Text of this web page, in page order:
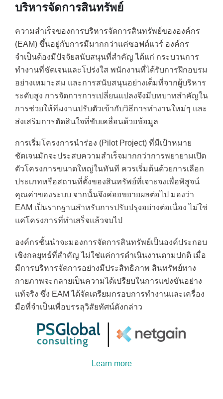
บริหารจัดการสินทรัพย์
ความสำเร็จของการบริหารจัดการสินทรัพย์ขององค์กร
(EAM) ขึ้นอยู่กับการมีมากกว่าแค่ซอฟต์แวร์ องค์กร
จำเป็นต้องมีปัจจัยสนับสนุนที่สำคัญ ได้แก่ กระบวนการ
ทำงานที่ชัดเจนและโปร่งใส พนักงานที่ได้รับการฝึกอบรม
อย่างเหมาะสม และการสนับสนุนอย่างเต็มที่จากผู้บริหาร
ระดับสูง การจัดการการเปลี่ยนแปลงจึงมีบทบาทสำคัญใน
การช่วยให้ทีมงานปรับตัวเข้ากับวิธีการทำงานใหม่ๆ และ
ส่งเสริมการตัดสินใจที่ขับเคลื่อนด้วยข้อมูล
การเริ่มโครงการนำร่อง (Pilot Project) ที่มีเป้าหมาย
ชัดเจนมักจะประสบความสำเร็จมากกว่าการพยายามเปิด
ตัวโครงการขนาดใหญ่ในทันที ควรเริ่มต้นด้วยการเลือก
ประเภทหรือสถานที่ตั้งของสินทรัพย์ที่เจาะจงเพื่อพิสูจน์
คุณค่าของระบบ จากนั้นจึงค่อยขยายผลต่อไป มองว่า
EAM เป็นรากฐานสำหรับการปรับปรุงอย่างต่อเนื่อง ไม่ใช่
แค่โครงการที่ทำเสร็จแล้วจบไป
องค์กรชั้นนำจะมองการจัดการสินทรัพย์เป็นองค์ประกอบ
เชิงกลยุทธ์ที่สำคัญ ไม่ใช่แค่การดำเนินงานตามปกติ เมื่อ
มีการบริหารจัดการอย่างมีประสิทธิภาพ สินทรัพย์ทาง
กายภาพจะกลายเป็นความได้เปรียบในการแข่งขันอย่าง
แท้จริง ซึ่ง EAM ได้จัดเตรียมกรอบการทำงานและเครื่อง
มือที่จำเป็นเพื่อบรรลุวิสัยทัศน์ดังกล่าว
Learn more